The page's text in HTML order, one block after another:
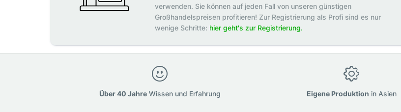
verwenden. Sie können auf jeden Fall von unseren günstigen
Großhandelspreisen profitieren! Zur Registrierung als Profi sind es nur
wenige Schritte: hier geht's zur Registrierung.
Über 40 JahreWissen und Erfahrung Eigene Produktion in Asien